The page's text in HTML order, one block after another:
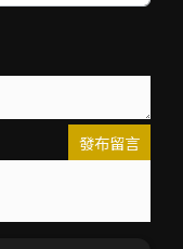
發布留言